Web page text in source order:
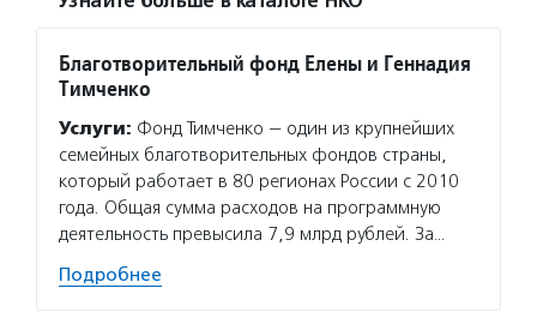
Благотворительный фонд Елены и Геннадия
Тимченко
Услуги: Фонд Тимченко — один из крупнейших
семейных благотворительных фондов страны,
который работает в 80 регионах России с 2010
года. Общая сумма расходов на программную
деятельность превысила 7,9 млрд рублей. За…
Подробнее